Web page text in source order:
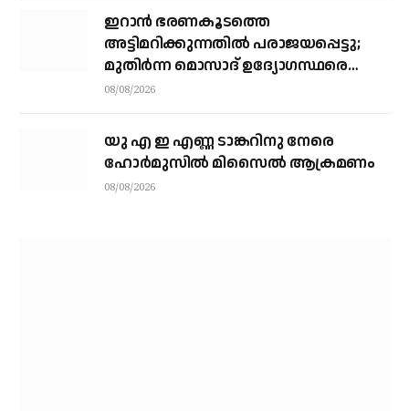
ഇറാന്‍ ഭരണകൂടത്തെ
അട്ടിമറിക്കുന്നതില്‍ പരാജയപ്പെട്ടു;
മുതിര്‍ന്ന മൊസാദ് ഉദ്യോഗസ്ഥരെ
പിരിച്ചുവിട്ടു
08/08/2026
യു എ ഇ എണ്ണ ടാങ്കറിനു നേരെ
ഹോര്‍മുസില്‍ മിസൈല്‍ ആക്രമണം
08/08/2026